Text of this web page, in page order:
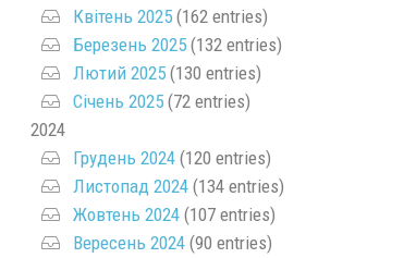
Квітень 2025(162 entries)
Березень 2025(132 entries)
Лютий 2025(130 entries)
Січень 2025(72 entries)
2024
Грудень 2024(120 entries)
Листопад 2024(134 entries)
Жовтень 2024(107 entries)
Вересень 2024(90 entries)